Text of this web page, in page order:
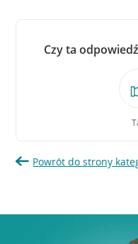
Czy ta
Powrót do strony